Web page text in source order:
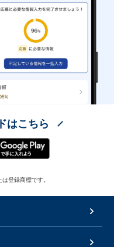
はこちら
登録商標です。